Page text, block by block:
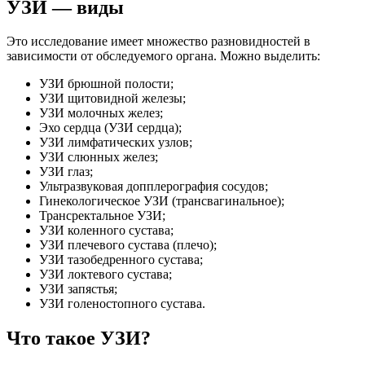
УЗИ — виды
Это исследование имеет множество разновидностей в
зависимости от обследуемого органа. Можно выделить:
УЗИ брюшной полости;
УЗИ щитовидной железы;
УЗИ молочных желез;
Эхо сердца (УЗИ сердца);
УЗИ лимфатических узлов;
УЗИ слюнных желез;
УЗИ глаз;
Ультразвуковая допплерография сосудов;
Гинекологическое УЗИ (трансвагинальное);
Трансректальное УЗИ;
УЗИ коленного сустава;
УЗИ плечевого сустава (плечо);
УЗИ тазобедренного сустава;
УЗИ локтевого сустава;
УЗИ запястья;
УЗИ голеностопного сустава.
Что такое УЗИ?